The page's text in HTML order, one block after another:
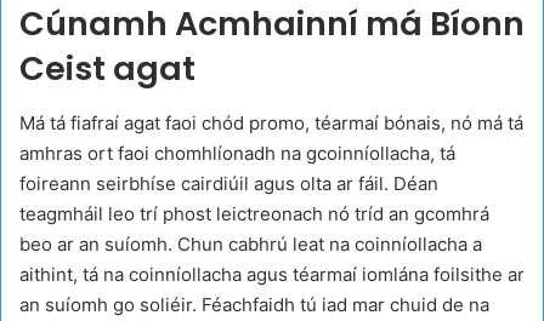
Cúnamh Acmhainní má Bíonn
Ceist agat
Má tá fiafraí agat faoi chód promo, téarmaí bónais, nó má tá
amhras ort faoi chomhlíonadh na gcoinníollacha, tá
foireann seirbhíse cairdiúil agus olta ar fáil. Déan
teagmháil leo trí phost leictreonach nó tríd an gcomhrá
beo ar an suíomh. Chun cabhrú leat na coinníollacha a
aithint, tá na coinníollacha agus téarmaí iomlána foilsithe ar
an suíomh go soliéir. Féachfaidh tú iad mar chuid de na